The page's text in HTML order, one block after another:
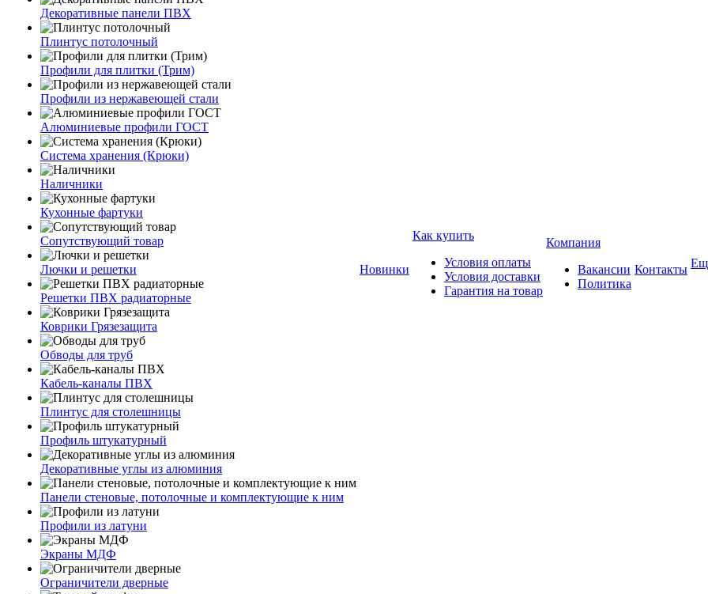
Декоративные панели ПВХ
Плинтус потолочный
Профили для плитки (Трим)
Профили из нержавеющей стали
Алюминиевые профили ГОСТ
Система хранения (Крюки)
Наличники
Кухонные фартуки
Сопутствующий товар
Лючки и решетки
Решетки ПВХ радиаторные
Коврики Грязезащита
Обводы для труб
Кабель-каналы ПВХ
Плинтус для столешницы
Профиль штукатурный
Декоративные углы из алюминия
Панели стеновые, потолочные и комплектующие к ним
Профили из латуни
Экраны МДФ
Ограничители дверные
Новинки
Как купить
Условия оплаты
Условия доставки
Гарантия на товар
Компания
Вакансии
Политика
Контакты